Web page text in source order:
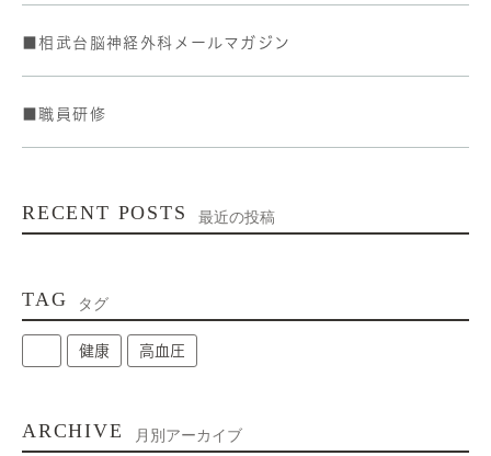
■相武台脳神経外科メールマガジン
■職員研修
RECENT POSTS 最近の投稿
TAG タグ
健康 高血圧
ARCHIVE 月別アーカイブ